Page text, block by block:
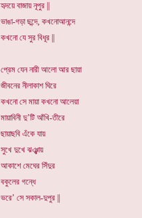
হৃদয়ে বাজায় নূপুর ||
ভাঙা-গড়া ছন্দে, কখনোআনন্দে
কখনো যে সুর বিধূর ||
প্রেম যেন নারী আলো আর ছায়া
জীবনের নীলাকাশ ঘিরে
কখনো সে মায়া কখনো আলেয়া
মায়াবিনী দু’টি আঁখি-তীরে
ছায়াছবি এঁকে যায়
সুখে দুখে ঝঞ্ঝায়
আকাশে মেঘের সিঁদুর
বকুলের গন্ধে
ভরে’ সে সকাল-দুপুর ||